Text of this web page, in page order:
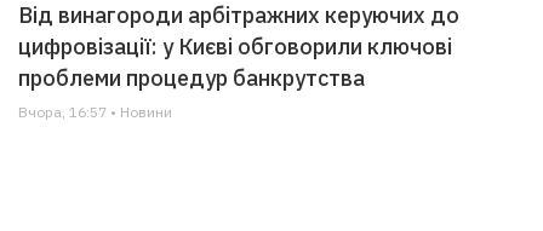
Від винагороди арбітражних керуючих до
цифровізації: у Києві обговорили ключові
проблеми процедур банкрутства
Вчора, 16:57 • Новини